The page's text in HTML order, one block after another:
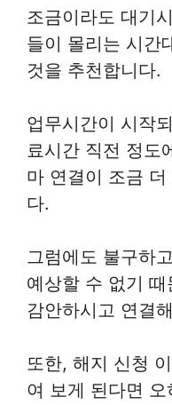
조금이라도 대기
들이 몰리는 시간
것을 추천합니다.
업무시간이 시작
료시간 직전 정도
마 연결이 조금
다.
그럼에도 불구하
예상할 수 없기
감안하시고 연결
또한, 해지 신청
여 보게 된다면